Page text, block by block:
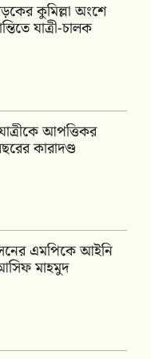
কুমিল্লা অংশে
যাত্রী-চালক
আপত্তিকর
কারাদণ্ড
এমপিকে আইনি
মাহমুদ